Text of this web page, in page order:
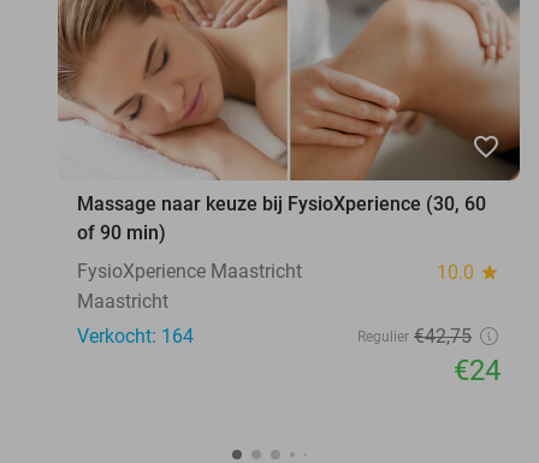
favorite_border
Massage naar keuze bij FysioXperience (30, 60
of 90 min)
FysioXperience Maastricht
10.0 star
Maastricht
Verkocht: 164
Regulier €42,75
€24